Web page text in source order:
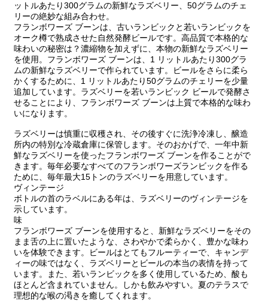
ットルあたり300グラムの新鮮なラズベリー、50グラムのチェ
リーの絶妙な組み合わせ。
フランボワーズ ブーンは、古いランビックと若いランビックを
オーク樽で熟成させた自然発酵ビールです。高品質で本格的な
味わいの秘密は？濃縮物を加えずに、本物の新鮮なラズベリー
を使用。フランボワーズ ブーンは、1 リットルあたり300グラ
ムの新鮮なラズベリーで作られています。ビールをさらに柔ら
かくするために、1 リットルあたり50グラムのチェリーを少量
追加しています。ラズベリーを若いランビック ビールで発酵さ
せることにより、フランボワーズ ブーンは上質で本格的な味わ
いになります。
ラズベリーは慎重に収穫され、その後すぐに洗浄冷凍し、醸造
所内の特別な冷蔵倉庫に保管します。そのおかげで、一年中新
鮮なラズベリーを使ったフランボワーズ ブーンを作ることがで
きます。毎年必要なすべてのフランボワーズランビックを作る
ために、毎年最大15トンのラズベリーを用意しています。
ヴィンテージ
ボトルの首のラベルにある年は、ラズベリーのヴィンテージを
示しています。
味
フランボワーズ ブーンを使用すると、新鮮なラズベリーをその
まま舌の上に置いたような、さわやかで柔らかく、豊かな味わ
いを体験できます。ビールはとてもフルーティーで、キャンデ
ィーの味ではなく、ラズベリーとビールの本当の表情を持って
います。また、若いランビックを多く使用しているため、酸も
ほとんど含まれていません。しかも飲みやすい。夏のテラスで
理想的な喉の渇きを癒してくれます。